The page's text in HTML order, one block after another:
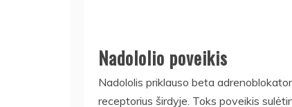
Nadololio poveikis
Nadololis priklauso beta
receptorius širdyje. Toks poveikis